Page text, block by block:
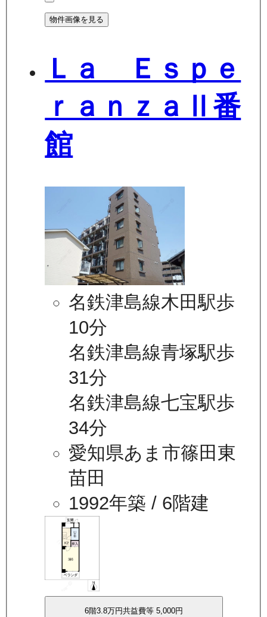
物件画像を見る
Ｌａ Ｅｓｐｅ
ｒａｎｚａⅡ番
館
名鉄津島線木田駅歩
10分
名鉄津島線青塚駅歩
31分
名鉄津島線七宝駅歩
34分
愛知県あま市篠田東
苗田
1992年築 / 6階建
6階3.8万円共益費等5,000円